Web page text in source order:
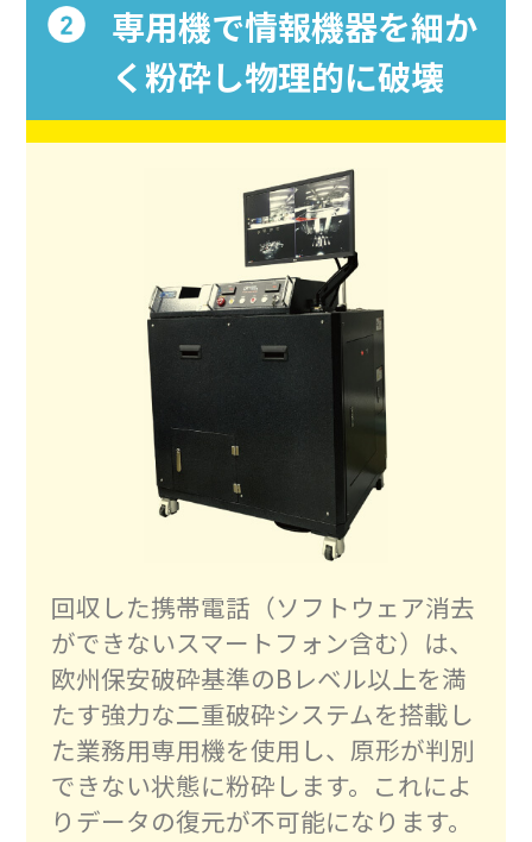
専用機で情報機器を細か
く粉砕し物理的に破壊
回収した携帯電話（ソフトウェア消去
ができないスマートフォン含む）は、
欧州保安破砕基準のBレベル以上を満
たす​強力な二重破砕システムを搭載し
た業務用専用機を使用し、原形が判別
できない状態に粉砕します。これによ
りデータの復元が不可能になります。